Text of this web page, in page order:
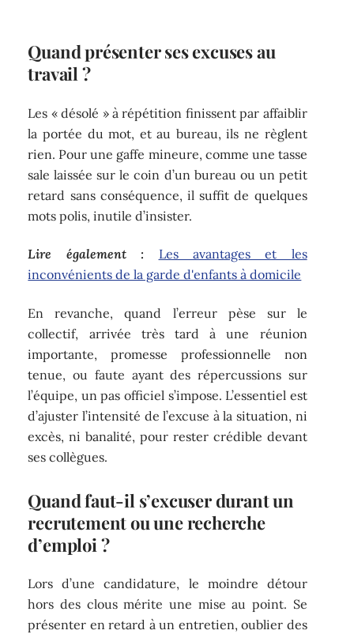
Quand présenter ses excuses au
travail ?
Les « désolé » à répétition finissent par affaiblir
la portée du mot, et au bureau, ils ne règlent
rien. Pour une gaffe mineure, comme une tasse
sale laissée sur le coin d’un bureau ou un petit
retard sans conséquence, il suffit de quelques
mots polis, inutile d’insister.
Lire également :
Les avantages et les
inconvénients de la garde d'enfants à domicile
En revanche, quand l’erreur pèse sur le
collectif, arrivée très tard à une réunion
importante, promesse professionnelle non
tenue, ou faute ayant des répercussions sur
l’équipe, un pas officiel s’impose. L’essentiel est
d’ajuster l’intensité de l’excuse à la situation, ni
excès, ni banalité, pour rester crédible devant
ses collègues.
Quand faut-il s’excuser durant un
recrutement ou une recherche
d’emploi ?
Lors d’une candidature, le moindre détour
hors des clous mérite une mise au point. Se
présenter en retard à un entretien, oublier des